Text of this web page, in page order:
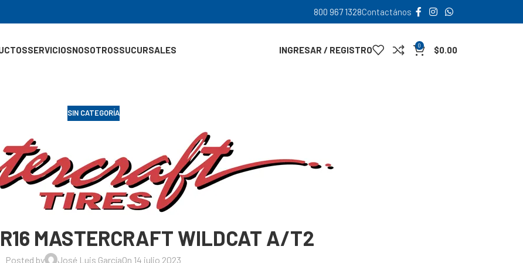
800 967 1328Contactános
SERVICIOSNOSOTROSSUCURSALES INGRESAR / REGISTRO 0 $0.00
SIN CATEGORÍA
MASTERCRAFT WILDCAT A/T2
Posted by José Luis GarcíaOn 14 julio 2023